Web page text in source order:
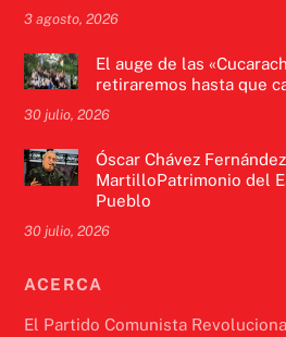
3 agosto, 2026
El auge de las
retiraremos hasta que
30 julio, 2026
Óscar Chávez
MartilloPatrimonio del
Pueblo
30 julio, 2026
ACERCA
El Partido Comunista